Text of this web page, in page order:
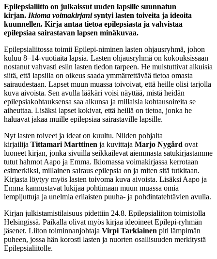
Epilepsialiitto on julkaissut uuden lapsille suunnatun
kirjan. Ikioma voimakirjanisyntyi lasten toiveita ja ideoita
kuunnellen. Kirja antaa tietoa epilepsiasta ja vahvistaa
epilepsiaa sairastavan lapsen minäkuvaa.
Epilepsialiitossa toimii Epilepi-niminen lasten ohjausryhmä, johon
kuluu 8–14-vuotiaita lapsia. Lasten ohjausryhmä on kokouksissaan
nostanut vahvasti esiin lasten tiedon tarpeen. He muistuttivat aikuisia
siitä, että lapsilla on oikeus saada ymmärrettävää tietoa omasta
sairaudestaan. Lapset muun muassa toivoivat, että heille olisi tarjolla
kuva aivoista. Sen avulla lääkäri voisi näyttää, mistä heidän
epilepsiakohtauksensa saa alkunsa ja millaisia kohtausoireita se
aiheuttaa. Lisäksi lapset kokivat, että heillä on tietoa, jonka he
haluavat jakaa muille epilepsiaa sairastaville lapsille.
Nyt lasten toiveet ja ideat on kuultu. Niiden pohjalta
kirjailija Tittamari Marttinen ja kuvittaja Marjo Nygård ovat
luoneet kirjan, jonka sivuilla seikkailevat aiemmasta satukirjastamme
tutut hahmot Aapo ja Emma. Ikiomassa voimakirjassa kerrotaan
esimerkiksi, millainen sairaus epilepsia on ja miten sitä tutkitaan.
Kirjasta löytyy myös lasten toivoma kuva aivoista. Lisäksi Aapo ja
Emma kannustavat lukijaa pohtimaan muun muassa omia
lempijuttuja ja unelmia erilaisten puuha- ja pohdintatehtävien avulla.
Kirjan julkistamistilaisuus pidettiin 24.8. Epilepsialiiton toimistolla
Helsingissä. Paikalla olivat myös kirjaa ideoineet Epilepi-ryhmän
jäsenet. Liiton toiminnanjohtaja Virpi Tarkiainen piti lämpimän
puheen, jossa hän korosti lasten ja nuorten osallisuuden merkitystä
Epilepsialiitolle.